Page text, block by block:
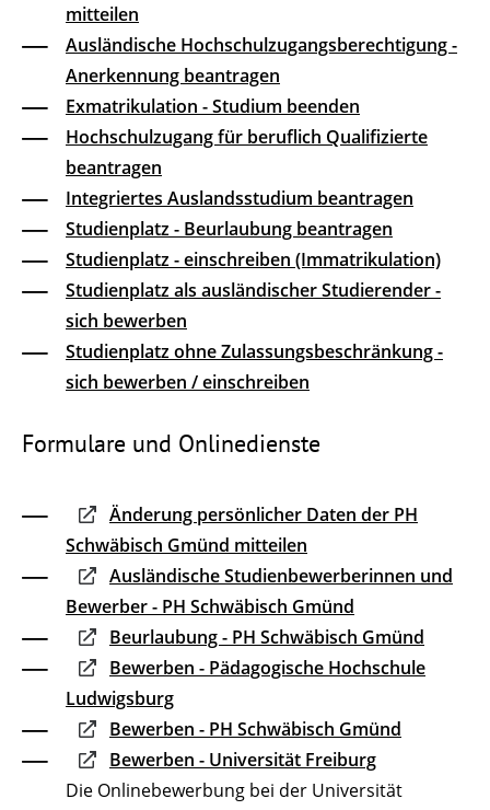
mitteilen
Ausländische Hochschulzugangsberechtigung -
Anerkennung beantragen
Exmatrikulation - Studium beenden
Hochschulzugang für beruflich Qualifizierte
beantragen
Integriertes Auslandsstudium beantragen
Studienplatz - Beurlaubung beantragen
Studienplatz - einschreiben (Immatrikulation)
Studienplatz als ausländischer Studierender -
sich bewerben
Studienplatz ohne Zulassungsbeschränkung -
sich bewerben / einschreiben
Formulare und Onlinedienste
Änderung persönlicher Daten der PH
Schwäbisch Gmünd mitteilen
Ausländische Studienbewerberinnen und
Bewerber - PH Schwäbisch Gmünd
Beurlaubung - PH Schwäbisch Gmünd
Bewerben - Pädagogische Hochschule
Ludwigsburg
Bewerben - PH Schwäbisch Gmünd
Bewerben - Universität Freiburg
Die Onlinebewerbung bei der Universität